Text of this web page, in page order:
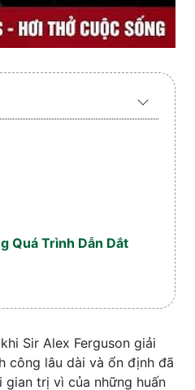
Expand
/
Collapse
Quá Trình Dẫn Dắt
Sir Alex Ferguson giải
công lâu dài và ổn định đã
trị vì của những huấn